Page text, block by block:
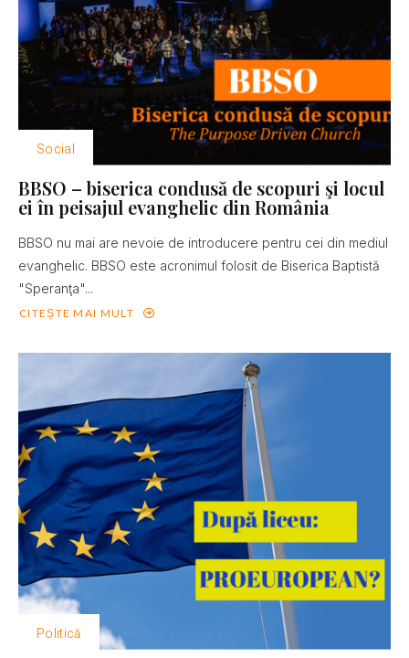
Social
BBSO – biserica condusă de scopuri şi locul
ei în peisajul evanghelic din România
BBSO nu mai are nevoie de introducere pentru cei din mediul
evanghelic. BBSO este acronimul folosit de Biserica Baptistă
"Speranţa"...
CITEȘTE MAI MULT
Politică